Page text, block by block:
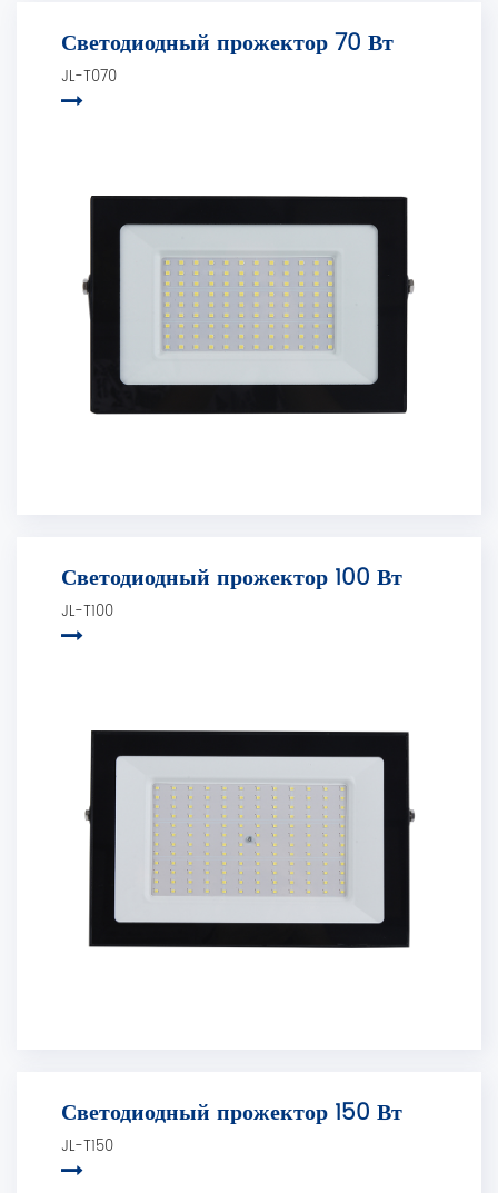
Светодиодный прожектор 70 Вт
JL-T070
Светодиодный прожектор 100 Вт
JL-T100
Светодиодный прожектор 150 Вт
JL-T150